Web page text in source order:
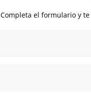
Completa el formulario y